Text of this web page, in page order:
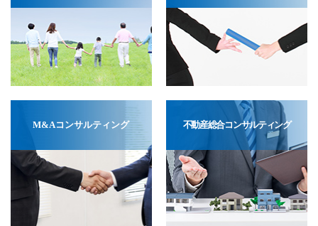
M&Aコンサルティング 不動産総合コンサルティング